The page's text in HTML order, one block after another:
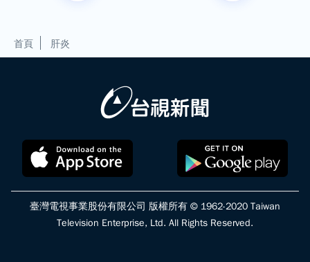
首頁 肝炎
臺灣電視事業股份有限公司 版權所有 © 1962-2020 Taiwan
Television Enterprise, Ltd. All Rights Reserved.